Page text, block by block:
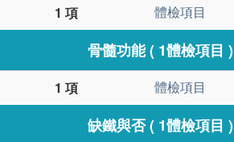
體檢項目
骨髓功能 ( 1體檢項目 )
體檢項目
缺鐵與否 ( 1體檢項目 )
1 項
1 項